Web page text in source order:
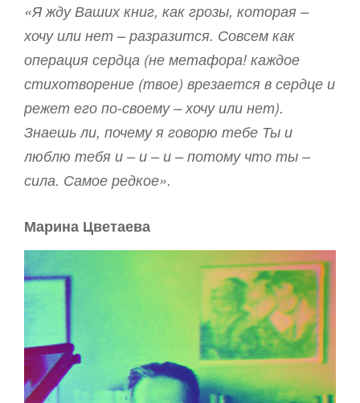
«Я жду Ваших книг, как грозы, которая –
хочу или нет – разразится. Совсем как
операция сердца (не метафора! каждое
стихотворение (твое) врезается в сердце и
режет его по-своему – хочу или нет).
Знаешь ли, почему я говорю тебе Ты и
люблю тебя и – и – и – потому что ты –
сила. Самое редкое».
Марина Цветаева